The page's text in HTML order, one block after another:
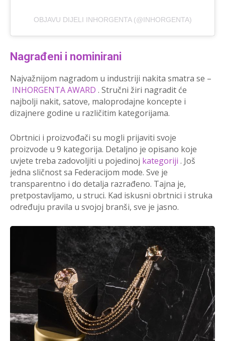
OBJAVU DIJELI INHORGENTA (@INHORGENTA)
Nagrađeni i nominirani
Najvažnijom nagradom u industriji nakita smatra se –
INHORGENTA AWARD . Stručni žiri nagradit će
najbolji nakit, satove, maloprodajne koncepte i
dizajnere godine u različitim kategorijama.
Obrtnici i proizvođači su mogli prijaviti svoje
proizvode u 9 kategorija. Detaljno je opisano koje
uvjete treba zadovoljiti u pojedinoj kategoriji . Još
jedna sličnost sa Federacijom mode. Sve je
transparentno i do detalja razrađeno. Tajna je,
pretpostavljamo, u struci. Kad iskusni obrtnici i struka
određuju pravila u svojoj branši, sve je jasno.